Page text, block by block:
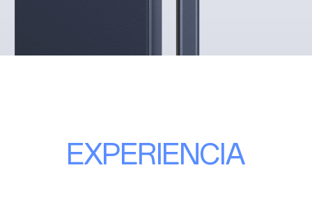
EXPERIENCIA